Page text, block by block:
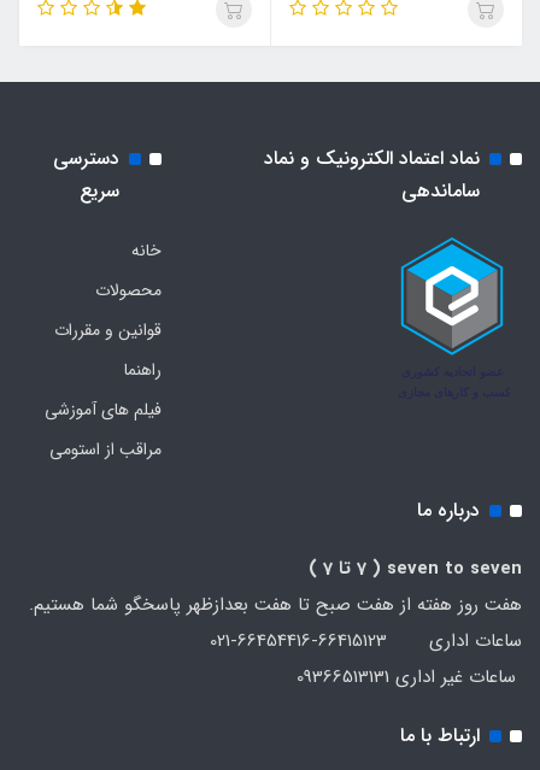
نماد اعتماد الکترونیک و نماد
ساماندهی
دسترسی
سریع
خانه
محصولات
قوانین و مقررات
راهنما
فیلم های آموزشی
مراقب از استومی
درباره ما
seven to seven ( 7 تا 7 )
هفت روز هفته از هفت صبح تا هفت بعدازظهر پاسخگو شما هستیم.
ساعات اداری 66415123-66454416-021
ساعات غیر اداری 09366513131
ارتباط با ما